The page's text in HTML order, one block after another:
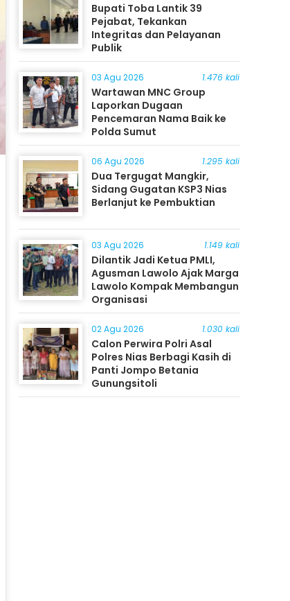
Bupati Toba Lantik 39
Pejabat, Tekankan
Integritas dan Pelayanan
Publik
03 Agu 2026 1.476 kali
Wartawan MNC Group
Laporkan Dugaan
Pencemaran Nama Baik ke
Polda Sumut
06 Agu 2026 1.295 kali
Dua Tergugat Mangkir,
Sidang Gugatan KSP3 Nias
Berlanjut ke Pembuktian
03 Agu 2026 1.149 kali
Dilantik Jadi Ketua PMLI,
Agusman Lawolo Ajak Marga
Lawolo Kompak Membangun
Organisasi
02 Agu 2026 1.030 kali
Calon Perwira Polri Asal
Polres Nias Berbagi Kasih di
Panti Jompo Betania
Gunungsitoli